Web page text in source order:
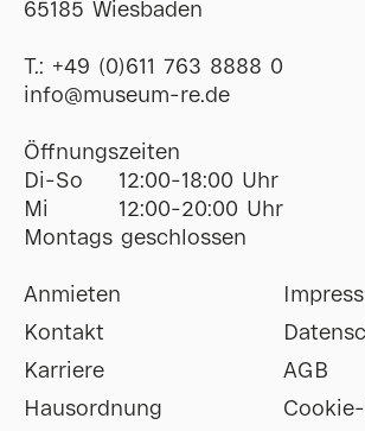
65185 Wiesbaden
T.: +49 (0)611 763 8888 0
ofni@museum-re de
Öffnungszeiten
Di-So
12:00-18:00 Uhr
Mi
12:00-20:00 Uhr
Montags geschlossen
Anmieten
Kontakt
Karriere
Hausordnung
AGB